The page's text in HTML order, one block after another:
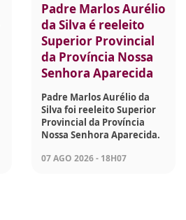
Padre Marlos Aurélio
da Silva é reeleito
Superior Provincial
da Província Nossa
Senhora Aparecida
Padre Marlos Aurélio da
Silva foi reeleito Superior
Provincial da Província
Nossa Senhora Aparecida.
07 AGO 2026 - 18H07